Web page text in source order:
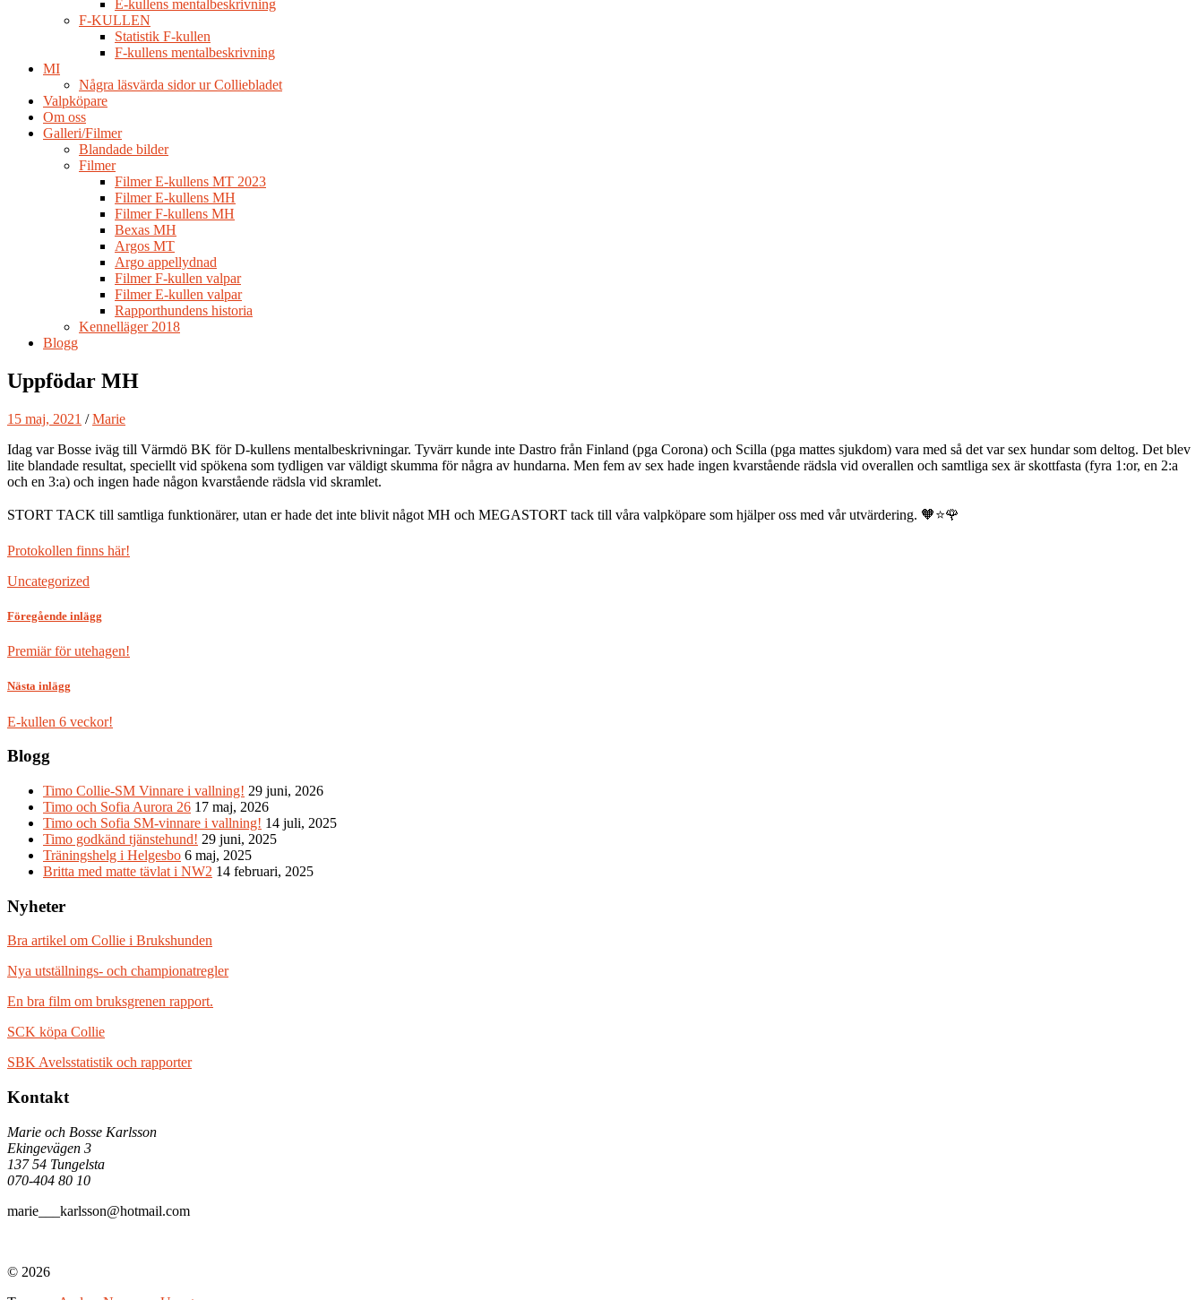
E-kullens mentalbeskrivning
F-KULLEN
Statistik F-kullen
F-kullens mentalbeskrivning
MI
Några läsvärda sidor ur Colliebladet
Valpköpare
Om oss
Galleri/Filmer
Blandade bilder
Filmer
Filmer E-kullens MT 2023
Filmer E-kullens MH
Filmer F-kullens MH
Bexas MH
Argos MT
Argo appellydnad
Filmer F-kullen valpar
Filmer E-kullen valpar
Rapporthundens historia
Kennelläger 2018
Blogg
Uppfödar MH
15 maj, 2021 /Marie
Idag var Bosse iväg till Värmdö BK för D-kullens mentalbeskrivningar. Tyvärr kunde inte Dastro från Finland (pga Corona) och Scilla (pga mattes sjukdom) vara med så det var sex hundar som deltog. Det blev
lite blandade resultat, speciellt vid spökena som tydligen var väldigt skumma för några av hundarna. Men fem av sex hade ingen kvarstående rädsla vid overallen och samtliga sex är skottfasta (fyra 1:or, en 2:a
och en 3:a) och ingen hade någon kvarstående rädsla vid skramlet.
STORT TACK till samtliga funktionärer, utan er hade det inte blivit något MH och MEGASTORT tack till våra valpköpare som hjälper oss med vår utvärdering. 🧡⭐🌹
Protokollen finns här!
Uncategorized
Föregående inlägg
Premiär för utehagen!
Nästa inlägg
E-kullen 6 veckor!
Blogg
Timo Collie-SM Vinnare i vallning! 29 juni, 2026
Timo och Sofia Aurora 26 17 maj, 2026
Timo och Sofia SM-vinnare i vallning! 14 juli, 2025
Timo godkänd tjänstehund! 29 juni, 2025
Träningshelg i Helgesbo 6 maj, 2025
Britta med matte tävlat i NW2 14 februari, 2025
Nyheter
Bra artikel om Collie i Brukshunden
Nya utställnings- och championatregler
En bra film om bruksgrenen rapport.
SCK köpa Collie
SBK Avelsstatistik och rapporter
Kontakt
Marie och Bosse Karlsson
Ekingevägen 3
137 54 Tungelsta
070-404 80 10
marie___karlsson@hotmail.com
© 2026